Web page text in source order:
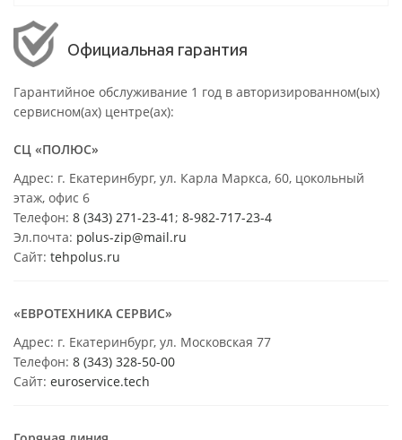
Официальная гарантия
Гарантийное обслуживание 1 год в авторизированном(ых)
сервисном(ах) центре(ах):
СЦ «ПОЛЮС»
Адрес: г. Екатеринбург, ул. Карла Маркса, 60, цокольный
этаж, офис 6
Телефон: 8 (343) 271-23-41; 8-982-717-23-4
Эл.почта: polus-zip@mail.ru
Сайт: tehpolus.ru
«ЕВРОТЕХНИКА СЕРВИС»
Адрес: г. Екатеринбург, ул. Московская 77
Телефон: 8 (343) 328-50-00
Сайт: euroservice.tech